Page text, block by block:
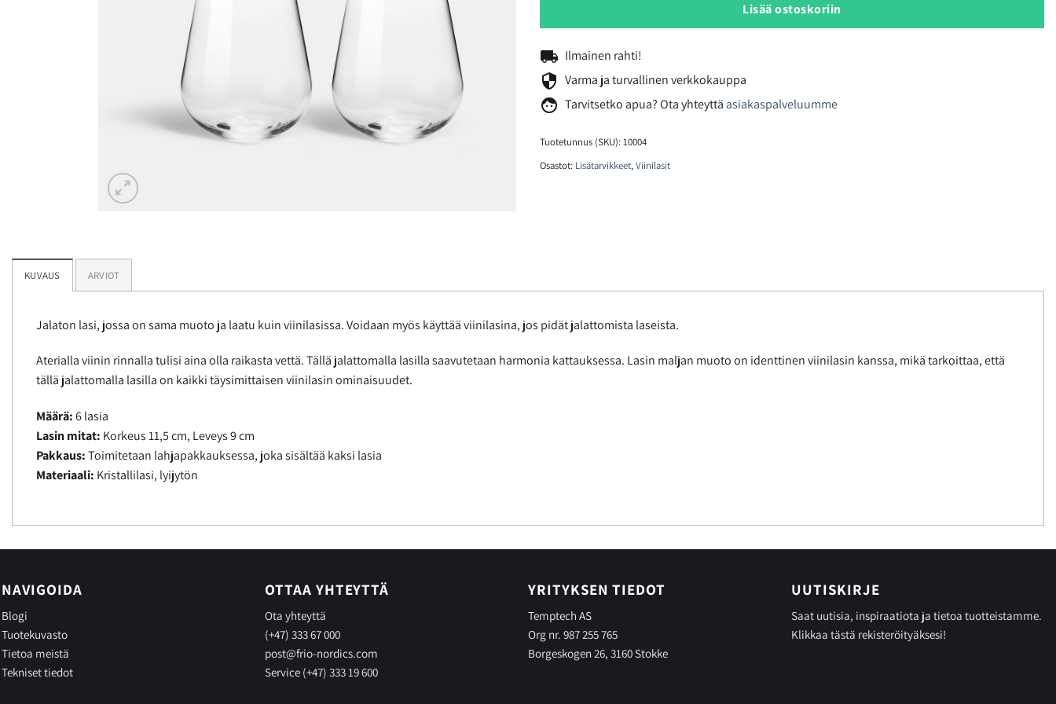
Lisää ostoskoriin
local_shipping Ilmainen rahti!
security Varma ja turvallinen verkkokauppa
face Tarvitsetko apua? Ota yhteyttä asiakaspalveluumme
Tuotetunnus (SKU):10004
Osastot: Lisätarvikkeet,Viinilasit
KUVAUS ARVIOT
Jalaton lasi, jossa on sama muoto ja laatu kuin viinilasissa. Voidaan myös käyttää viinilasina, jos pidät jalattomista laseista.
Aterialla viinin rinnalla tulisi aina olla raikasta vettä. Tällä jalattomalla lasilla saavutetaan harmonia kattauksessa. Lasin maljan muoto on identtinen viinilasin kanssa, mikä tarkoittaa, että
tällä jalattomalla lasilla on kaikki täysimittaisen viinilasin ominaisuudet.
Määrä:6 lasia
Lasin mitat: Korkeus 11,5 cm, Leveys 9 cm
Pakkaus:Toimitetaan lahjapakkauksessa, joka sisältää kaksi lasia
Materiaali: Kristallilasi, lyijytön
NAVIGOIDA
Blogi
Tuotekuvasto
Tietoa meistä
Tekniset tiedot
OTTAA YHTEYTTÄ
Ota yhteyttä
(+47) 333 67 000
post@frio-nordics.com
Service (+47) 333 19 600
YRITYKSEN TIEDOT
Temptech AS
Org nr. 987 255 765
Borgeskogen 26, 3160 Stokke
UUTISKIRJE
Saat uutisia, inspiraatiota ja tietoa tuotteistamme.
Klikkaa tästä rekisteröityäksesi!